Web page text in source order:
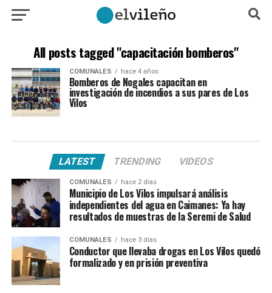
All posts tagged "capacitación bomberos"
COMUNALES hace 4 años
Bomberos de Nogales capacitan en
investigación de incendios a sus pares de Los
Vilos
LATEST TRENDING VIDEOS
COMUNALES hace 2 días
Municipio de Los Vilos impulsará análisis
independientes del agua en Caimanes: Ya hay
resultados de muestras de la Seremi de Salud
COMUNALES hace 3 días
Conductor que llevaba drogas en Los Vilos quedó
formalizado y en prisión preventiva